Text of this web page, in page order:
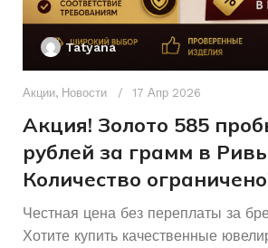
СОСТОЯНИЕ Б/У
Tatyana
Акции, Новости 17 Апр 2026
Акция! Золото 585
рублей за грамм в
Количество
Честная цена без переплаты за
Хотите купить качественные